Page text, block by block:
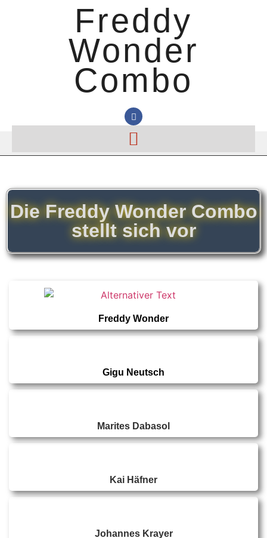
Freddy
Wonder
Combo
Die Freddy Wonder Combo
stellt sich vor
Freddy Wonder
Gigu Neutsch
Marites Dabasol
Kai Häfner
Johannes Krayer